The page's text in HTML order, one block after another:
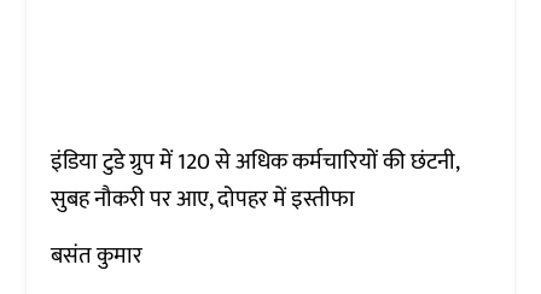
इंडिया टुडे ग्रुप में 120 से अधिक कर्मचारियों की छंटनी,
सुबह नौकरी पर आए, दोपहर में इस्तीफा
बसंत कुमार